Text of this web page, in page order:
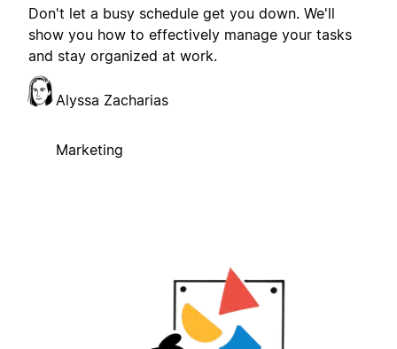
Don't let a busy schedule get you down. We'll
show you how to effectively manage your tasks
and stay organized at work.
Alyssa Zacharias
Marketing